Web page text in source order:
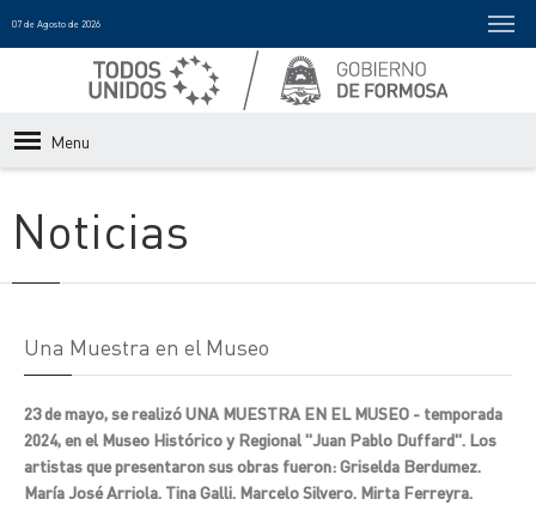
07 de Agosto de 2026
Menu
Noticias
Una Muestra en el Museo
23 de mayo, se realizó UNA MUESTRA EN EL MUSEO - temporada
2024, en el Museo Histórico y Regional "Juan Pablo Duffard". Los
artistas que presentaron sus obras fueron: Griselda Berdumez.
María José Arriola. Tina Galli. Marcelo Silvero. Mirta Ferreyra.